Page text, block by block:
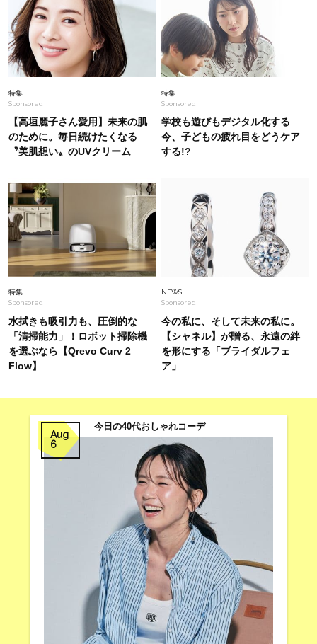
Fashion
真夏の40代は「ほぼ黒」が正解！【ユニクロ エ
フ・リッソ】で上品に〈新作コーデ3選〉
【人気コーデランキングTOP5】40代夏のパンツ
コーデはレース&ペプラムで甘さをON！
梅宮アンナさんご夫婦が語る 「53歳と60歳、大
人同士の電撃婚のリアル」周囲が驚くほど本音で
ぶつかることも
Lifestyle 2026.7.28
【梅宮アンナさん】乳がん摘出手術を経て「残っ
た方の胸も取ってしまいたい」とすら思う──そ
特集
Sponsored
【高垣麗子さん愛用】未来の肌
のために。毎日続けたくなる
〝美肌想い〟のUVクリーム
特集
Sponsored
学校も遊びもデジタル化する
今、子どもの疲れ目をどうケア
する!?
特集
Sponsored
水拭きも吸引力も、圧倒的な
「清掃能力」！ロボット掃除機
を選ぶなら【Qrevo Curv 2
Flow】
NEWS
Sponsored
今の私に、そして未来の私に。
【シャネル】が贈る、永遠の絆
を形にする「ブライダルフェ
ア」
Aug
6
今日の40代おしゃれコーデ